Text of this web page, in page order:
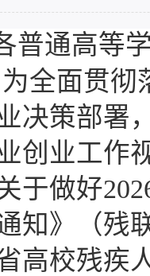
普通高等
为全面贯彻
决策部署
创业工作
于做好
知》（残
高校残疾